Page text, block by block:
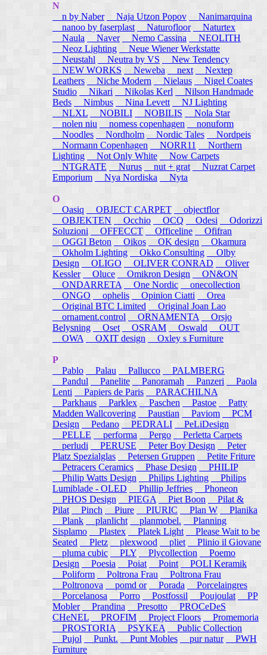
N
n by Naber
Naja Utzon Popov
Nanimarquina
nanoo by faserplast
Naturofloor
Naturtex
Naula
Naver Nemo Cassina
NEOLITH
Neoz Lighting
Neue Wiener Werkstatte
Neustahl
Neutra by VS
New Tendency
NEW WORKS
Neweba next
Nextep
Leathers
Niche Modern Nielaus
Nigel Coates
Studio
Nikari Nikolas Kerl
Nilson Handmade
Beds
Nimbus Nina Levett
NJ Lighting
NLXL
NOBILI NOBILIS
Nola Star
nolen niu
nomess copenhagen
nonuform
Noodles
Nordholm Nordic Tales
Nordpeis
Normann Copenhagen
NORR11
Northern
Lighting
Not Only White
Now Carpets
NTGRATE
Nurus nut + grat
Nuzrat Carpet
Emporium
Nya Nordiska Nyta
O
Oasiq
OBJECT CARPET
objectflor
OBJEKTEN
Occhio OCQ Odesi
Odorizzi
Soluzioni
OFFECCT Officeline
Ofifran
OGGI Beton
Oikos OK design
Okamura
Okholm Lighting
Okko Consulting
Olby
Design
OLIGO OLIVER CONRAD
Oliver
Kessler
Oluce Omikron Design
ON&ON
ONDARRETA
One Nordic
onecollection
ONGO
ophelis Opinion Ciatti
Orea
Original BTC Limited
Original Joan Lao
ornament.control
ORNAMENTA
Orsjo
Belysning
Oset OSRAM Oswald
OUT
OWA
OXIT design Oxley s Furniture
P
Pablo
Palau Pallucco
PALMBERG
Pandul
Panelite Panoramah Panzeri
Paola
Lenti
Papiers de Paris
PARACHILNA
Parkhaus
Parklex Paschen Pastoe
Patty
Madden Wallcovering
Paustian Paviom
PCM
Design
Pedano PEDRALI
PeLiDesign
PELLE
performa Pergo
Perletta Carpets
perludi
PERUSE Peter Boy Design
Peter
Platz Spezialglas
Petersen Gruppen
Petite Friture
Petracers Ceramics
Phase Design
PHILIP
Philip Watts Design
Philips Lighting
Philips
Lumiblade - OLED
Phillip Jeffries
Phoneon
PHOS Design
PIEGA Piet Boon
Pilat &
Pilat
Pinch Piure PIURIC Plan W
Planika
Plank
planlicht planmobel. Planning
Sisplamo
Plastex Platek Light
Please Wait to be
Seated
Pletz plexwood pliet
Plinio il Giovane
pluma cubic
PLY Plycollection
Poemo
Design
Poesia Poiat Point
POLI Keramik
Poliform
Poltrona Frau
Poltrona Frau
Poltronova
pomd or Porada
Porcelaingres
Porcelanosa
Porro Postfossil Poujoulat
PP
Mobler
Prandina Presotto
PROCeDeS
CHeNEL
PROFIM Project Floors
Promemoria
PROSTORIA
PSYKEA
Public Collection
Pujol
Punkt. Punt Mobles pur natur
PWH
Furniture